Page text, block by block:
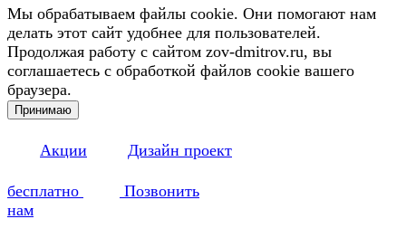
Мы обрабатываем файлы cookie. Они помогают нам
делать этот сайт удобнее для пользователей.
Продолжая работу с сайтом zov-dmitrov.ru, вы
соглашаетесь с обработкой файлов cookie вашего
браузера.
Принимаю
Акции Дизайн проект
бесплатно
Позвонить
нам